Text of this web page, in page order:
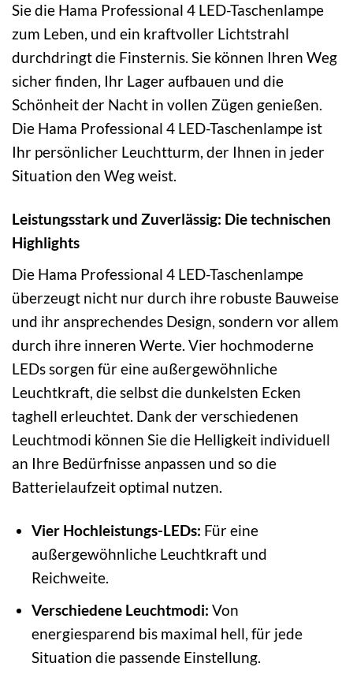
Sie die Hama Professional 4 LED-Taschenlampe
zum Leben, und ein kraftvoller Lichtstrahl
durchdringt die Finsternis. Sie können Ihren Weg
sicher finden, Ihr Lager aufbauen und die
Schönheit der Nacht in vollen Zügen genießen.
Die Hama Professional 4 LED-Taschenlampe ist
Ihr persönlicher Leuchtturm, der Ihnen in jeder
Situation den Weg weist.
Leistungsstark und Zuverlässig: Die technischen
Highlights
Die Hama Professional 4 LED-Taschenlampe
überzeugt nicht nur durch ihre robuste Bauweise
und ihr ansprechendes Design, sondern vor allem
durch ihre inneren Werte. Vier hochmoderne
LEDs sorgen für eine außergewöhnliche
Leuchtkraft, die selbst die dunkelsten Ecken
taghell erleuchtet. Dank der verschiedenen
Leuchtmodi können Sie die Helligkeit individuell
an Ihre Bedürfnisse anpassen und so die
Batterielaufzeit optimal nutzen.
Vier Hochleistungs-LEDs: Für eine
außergewöhnliche Leuchtkraft und
Reichweite.
Verschiedene Leuchtmodi: Von
energiesparend bis maximal hell, für jede
Situation die passende Einstellung.